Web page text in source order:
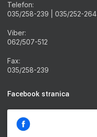
Telefon:
035/258-239 | 035/252-264
Viber:
062/507-512
Fax:
035/258-239
Facebook stranica